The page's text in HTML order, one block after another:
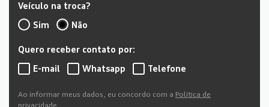
Veículo na troca?
Sim
Não
Quero receber contato por:
E-mail
Whatsapp Telefone
Ao informar meus dados, eu concordo com a Política de
privacidade.